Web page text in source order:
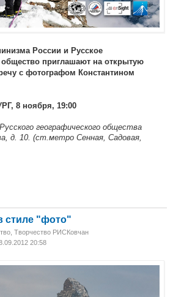
России и Русское
общество приглашают на открытую
с фотографом Константином
8 ноября, 19:00
географического общества
д. 10. (ст.метро Сенная, Садовая,
стиле "фото"
Творчество РИСКовчан
20:58